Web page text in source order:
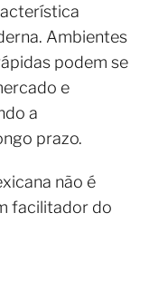
Ambientes
podem se
e
a
prazo.
não é
facilitador do